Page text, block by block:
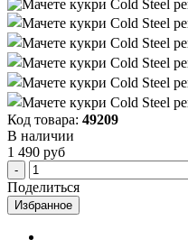
Код товара: 49209
В наличии
1 490 руб
Поделиться
Избранное